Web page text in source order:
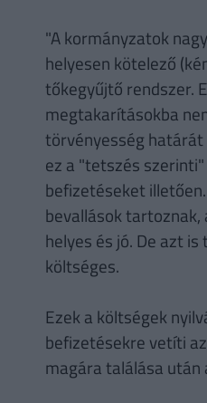
"A kormányzatok
helyesen kötelező
tőkegyűjtő rendszer.
megtakarításokba
törvényesség
ez a "tetszés
befizetéseket
bevallások tartoznak,
helyes és jó. De azt
költséges.
Ezek a költségek
befizetésekre vetíti
magára találása